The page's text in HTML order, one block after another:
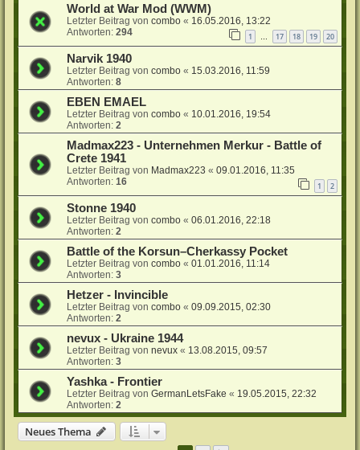
World at War Mod (WWM)
Letzter Beitrag voncombo « 16.05.2016, 13:22
Antworten:294 1 … 17 18 19 20
Narvik 1940
Letzter Beitrag voncombo « 15.03.2016, 11:59
Antworten:8
EBEN EMAEL
Letzter Beitrag voncombo « 10.01.2016, 19:54
Antworten:2
Madmax223 - Unternehmen Merkur - Battle of
Crete 1941
Letzter Beitrag von Madmax223 «09.01.2016, 11:35
Antworten:16 1 2
Stonne 1940
Letzter Beitrag voncombo «06.01.2016, 22:18
Antworten:2
Battle of the Korsun–Cherkassy Pocket
Letzter Beitrag voncombo «01.01.2016, 11:14
Antworten:3
Hetzer - Invincible
Letzter Beitrag voncombo «09.09.2015, 02:30
Antworten:2
nevux - Ukraine 1944
Letzter Beitrag vonnevux « 13.08.2015, 09:57
Antworten:3
Yashka - Frontier
Letzter Beitrag vonGermanLetsFake « 19.05.2015, 22:32
Antworten:2
Neues Thema